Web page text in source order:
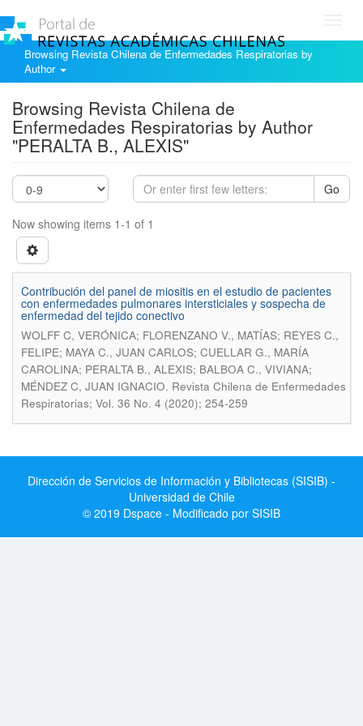
Browsing Revista Chilena de Enfermedades Respiratorias by
Author
Browsing Revista Chilena de
Enfermedades Respiratorias by Author
"PERALTA B., ALEXIS"
Go
Now showing items 1-1 of 1
Contribución del panel de miositis en el estudio de pacientes
con enfermedades pulmonares intersticiales y sospecha de
enfermedad del tejido conectivo
WOLFF C, VERÓNICA; FLORENZANO V., MATÍAS; REYES C.,
FELIPE; MAYA C., JUAN CARLOS; CUELLAR G., MARÍA
CAROLINA; PERALTA B., ALEXIS; BALBOA C., VIVIANA;
MÉNDEZ C, JUAN IGNACIO. Revista Chilena de Enfermedades
Respiratorias; Vol. 36 No. 4 (2020); 254-259
Dirección de Servicios de Información y Bibliotecas (SISIB) -
Universidad de Chile
© 2019 Dspace - Modificado por SISIB